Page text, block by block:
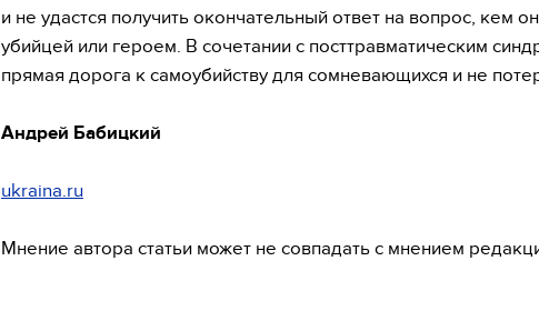
и не удастся получить окончательный ответ на вопрос, кем
убийцей или героем. В сочетании с посттравматическим
прямая дорога к самоубийству для сомневающихся и не
Андрей Бабицкий
ukraina.ru
Мнение автора статьи может не совпадать с мнением